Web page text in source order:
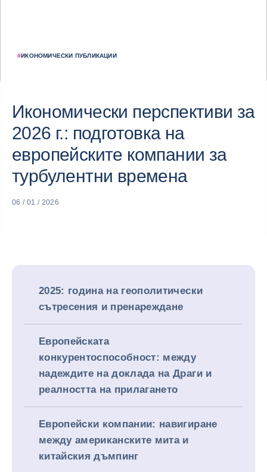
#ИКОНОМИЧЕСКИ ПУБЛИКАЦИИ
Икономически перспективи за
2026 г.: подготовка на
европейските компании за
турбулентни времена
06 / 01 / 2026
2025: година на геополитически
сътресения и пренареждане
Европейската
конкурентоспособност: между
надеждите на доклада на Драги и
реалността на прилагането
Европейски компании: навигиране
между американските мита и
китайския дъмпинг